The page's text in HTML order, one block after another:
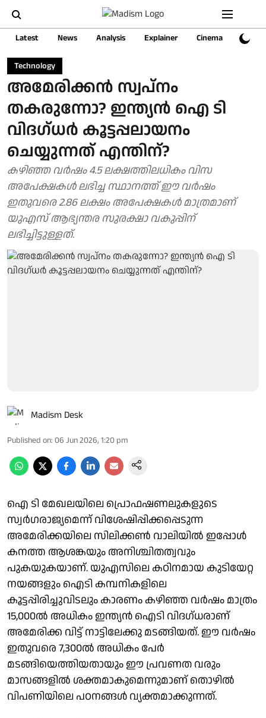
Latest News Analysis Explainer Cinema Sports
Technology
അമേരിക്കന്‍ സ്വപ്നം
തകരുന്നോ? ഇന്ത്യൻ ഐ ടി
വിദഗ്ധർ കൂട്ടപ്പലായനം
ചെയ്യുന്നത് എന്തിന്?
കഴിഞ്ഞ വര്‍ഷം 4.5 ലക്ഷത്തിലധികം വിസ
അപേക്ഷകള്‍ ലഭിച്ച സ്ഥാനത്ത് ഈ വര്‍ഷം
ഇതുവരെ 2.86 ലക്ഷം അപേക്ഷകള്‍ മാത്രമാണ്
യുഎസ് ആഭ്യന്തര സുരക്ഷാ വകുപ്പിന്
ലഭിച്ചിട്ടുള്ളത്.
Madism Desk
Published on: 06 Jun 2026, 1:20 pm
ഐ ടി മേഖലയിലെ പ്രൊഫഷണലുകളുടെ
സ്വര്‍ഗരാജ്യമെന്ന് വിശേഷിപ്പിക്കപ്പെടുന്ന
അമേരിക്കയിലെ സിലിക്കണ്‍ വാലിയില്‍ ഇപ്പോള്‍
കനത്ത ആശങ്കയും അനിശ്ചിതത്വവും
പുകയുകയാണ്. യുഎസിലെ കഠിനമായ കുടിയേറ്റ
നയങ്ങളും ഐടി കമ്പനികളിലെ
കൂട്ടപ്പിരിച്ചുവിടലും കാരണം കഴിഞ്ഞ വര്‍ഷം മാത്രം
15,000ൽ അധികം ഇന്ത്യന്‍ ഐടി വിദഗ്ധരാണ്
അമേരിക്ക വിട്ട് നാട്ടിലേക്കു മടങ്ങിയത്. ഈ വര്‍ഷം
ഇതുവരെ 7,300ൽ അധികം പേര്‍
മടങ്ങിയെത്തിയതായും ഈ പ്രവണത വരും
മാസങ്ങളില്‍ ശക്തമാകുമെന്നുമാണ് തൊഴില്‍
വിപണിയിലെ പഠനങ്ങള്‍ വ്യക്തമാക്കുന്നത്.